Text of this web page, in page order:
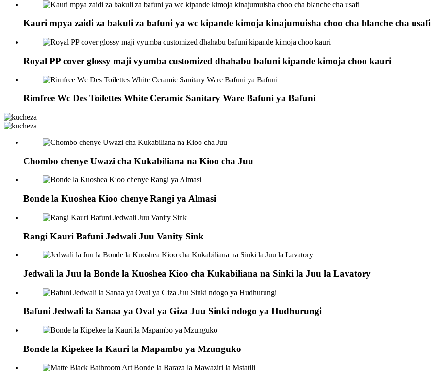
Kauri mpya zaidi za bakuli za bafuni ya wc kipande kimoja kinajumuisha choo cha blanche cha usafi
Royal PP cover glossy maji vyumba customized dhahabu bafuni kipande kimoja choo kauri
Rimfree Wc Des Toilettes White Ceramic Sanitary Ware Bafuni ya Bafuni
Chombo chenye Uwazi cha Kukabiliana na Kioo cha Juu
Bonde la Kuoshea Kioo chenye Rangi ya Almasi
Rangi Kauri Bafuni Jedwali Juu Vanity Sink
Jedwali la Juu la Bonde la Kuoshea Kioo cha Kukabiliana na Sinki la Juu la Lavatory
Bafuni Jedwali la Sanaa ya Oval ya Giza Juu Sinki ndogo ya Hudhurungi
Bonde la Kipekee la Kauri la Mapambo ya Mzunguko